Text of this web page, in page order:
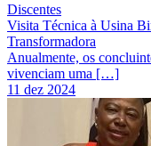
Discentes
Visita Técnica à Usina
Transformadora
Anualmente, os
vivenciam uma […]
11 dez 2024